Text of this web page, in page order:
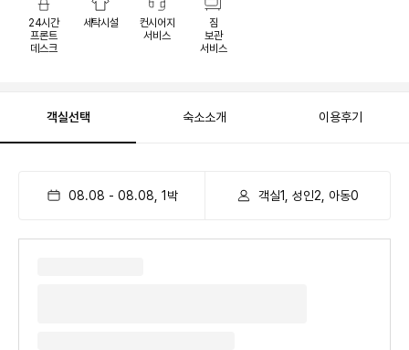
24시간
프론트
데스크
세탁시설
컨시어지
서비스
짐
보관
서비스
객실선택 숙소소개 이용후기
08.08 - 08.08 1 박 객실1, 성인2, 아동0